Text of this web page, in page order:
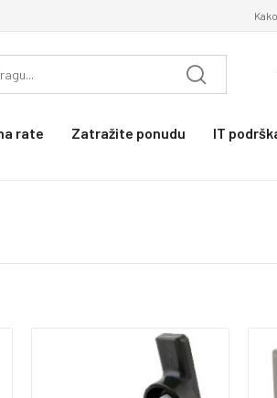
rate Zatražite ponudu IT